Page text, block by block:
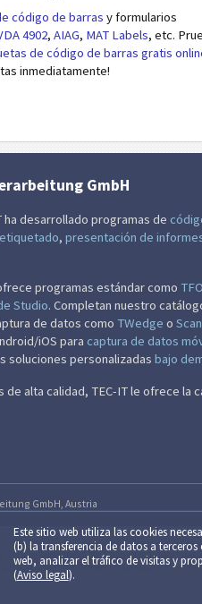
Este sitio web utiliza las cookies
(b) la trans­fe­ren­cia de datos a
web, analizar el tráfico de visitas y
(Aviso legal).
código de barras y formularios
4902, AIAG, MAT Labels, etc.
de código de barras gratis
inmediatamente!
GmbH
ha desarrollado programas de
etiquetado, presentación de
programas estándar como
Studio. Completan nuestro
de datos como TWedge o
iOS para captura de datos
soluciones personalizadas bajo
de alta calidad, TEC-IT le ofrece la
GmbH, Austria
Esta aplicación así como la salida
garantizar la funcionalidad y/o